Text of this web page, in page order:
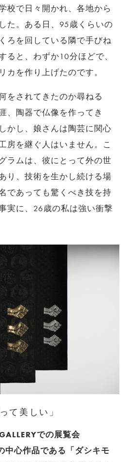
校で日々開かれ、各地から
た。ある日、95歳くらいの
ろを回している隣で手びね
ると、わずか10分ほどで、
カを作り上げたのです。
をされてきたのか尋ねる
、陶器で仏像を作ってき
かし、娘さんは陶芸に関心
房を継ぐ人はいません。こ
ラムは、彼にとって外の世
り、技術を生かし続ける場
であっても驚くべき技を持
実に、26歳の私は強い衝撃
て美しい」
での展覧会
中心作品である「ダシキモ